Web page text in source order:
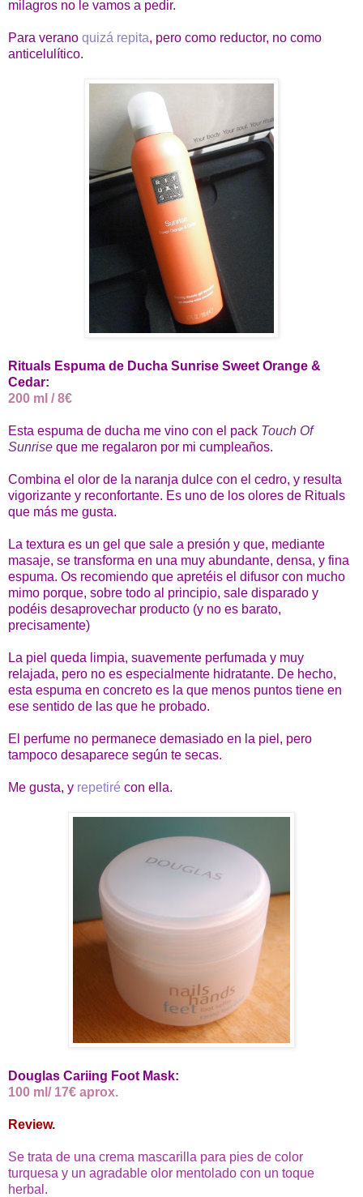
milagros no le vamos a pedir.
Para verano quizá repita, pero como reductor, no como
anticelulítico.
Rituals Espuma de Ducha Sunrise Sweet Orange &
Cedar:
200 ml / 8€
Esta espuma de ducha me vino con el pack Touch Of
Sunrise que me regalaron por mi cumpleaños.
Combina el olor de la naranja dulce con el cedro, y resulta
vigorizante y reconfortante. Es uno de los olores de Rituals
que más me gusta.
La textura es un gel que sale a presión y que, mediante
masaje, se transforma en una muy abundante, densa, y fina
espuma. Os recomiendo que apretéis el difusor con mucho
mimo porque, sobre todo al principio, sale disparado y
podéis desaprovechar producto (y no es barato,
precisamente)
La piel queda limpia, suavemente perfumada y muy
relajada, pero no es especialmente hidratante. De hecho,
esta espuma en concreto es la que menos puntos tiene en
ese sentido de las que he probado.
El perfume no permanece demasiado en la piel, pero
tampoco desaparece según te secas.
Me gusta, y repetiré con ella.
Douglas Cariing Foot Mask:
100 ml/ 17€ aprox.
Review.
Se trata de una crema mascarilla para pies de color
turquesa y un agradable olor mentolado con un toque
herbal.